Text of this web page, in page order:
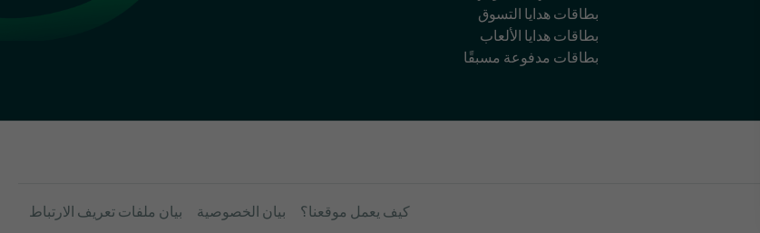
بطاقات هدايا التسوق
بطاقات هدايا الألعاب
بطاقات مدفوعة مسبقًا
كيف يعمل موقعنا؟ بيان الخصوصية بيان ملفات تعريف الارتباط